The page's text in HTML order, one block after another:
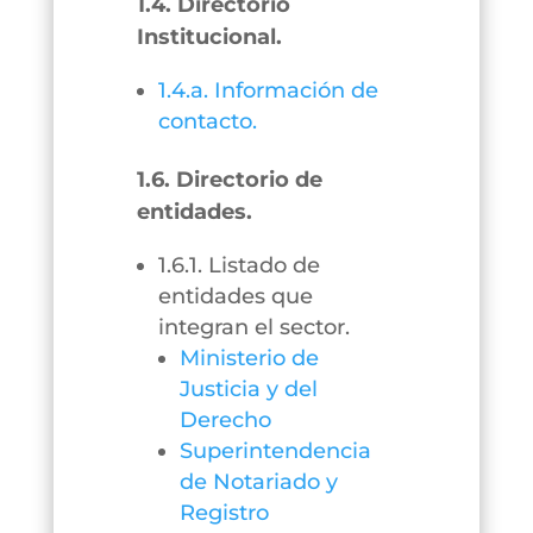
Institucional.
1.4.a. Información de
contacto.
1.6. Directorio de
entidades.
1.6.1. Listado de
entidades que
integran el sector.
Ministerio de
Justicia y del
Derecho
Superintendencia
de Notariado y
Registro